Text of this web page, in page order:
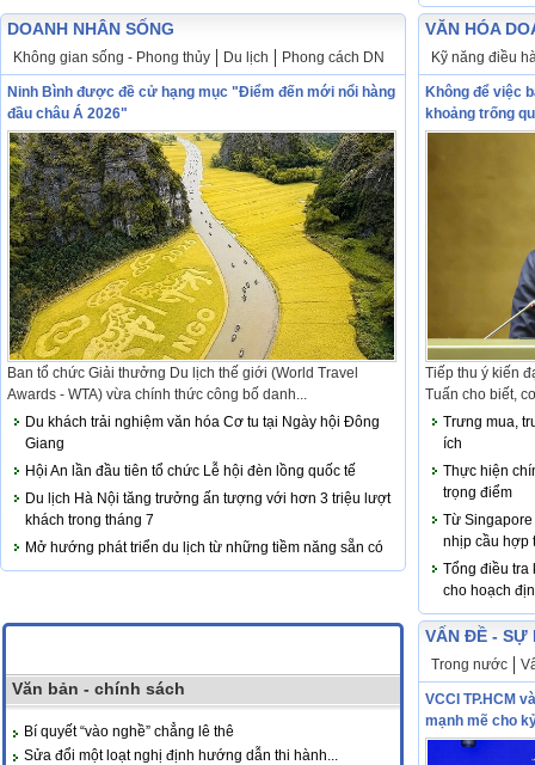
DOANH NHÂN SỐNG
Không gian sống - Phong thủy Du lịch Phong cách DN
Ninh Bình được đề cử hạng mục "Điểm đến mới nổi hàng
đầu châu Á 2026"
Ban tổ chức Giải thưởng Du lịch thế giới (World Travel
Awards - WTA) vừa chính thức công bố danh...
Du khách trải nghiệm văn hóa Cơ tu tại Ngày hội Đông
Giang
Hội An lần đầu tiên tổ chức Lễ hội đèn lồng quốc tế
Du lịch Hà Nội tăng trưởng ấn tượng với hơn 3 triệu lượt
khách trong tháng 7
Mở hướng phát triển du lịch từ những tiềm năng sẵn có
VĂN HÓA
Kỹ năng điều
Không để việc
khoảng trống
Tiếp thu ý kiến
Tuấn cho biết,
Trưng mua,
ích
Thực hiện
trọng điểm
Từ
nhịp cầu hợp
Tổng điều tra
cho hoạch
Văn bản - chính sách
Bí quyết “vào nghề” chẳng lê thê
Sửa đổi một loạt nghị định hướng dẫn thi hành...
VẤN ĐỀ - SỰ
Trong nước
VCCI TP.HCM
mạnh mẽ cho